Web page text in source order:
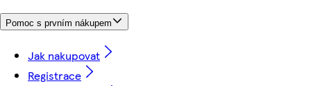
Pomoc s prvním nákupem
Jak nakupovat
Registrace